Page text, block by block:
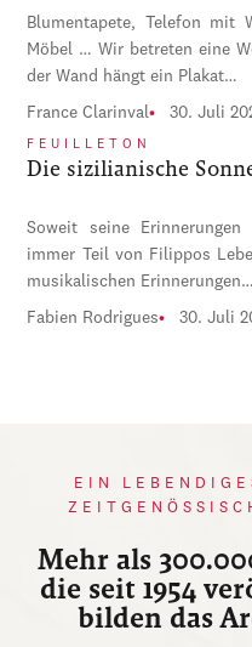
Blumentapete, Telefon mit
Möbel … Wir betreten eine
der Wand hängt ein Plakat…
France Clarinval 30. Juli
FEUILLETON
Die sizilianische
Soweit seine
immer Teil von Filippos
musikalischen Erinnerungen…
Fabien Rodrigues 30. Juli
EIN
Mehr als
die seit 1954
bilden das